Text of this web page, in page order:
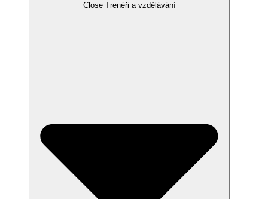
Close Trenéři a vzdělávání